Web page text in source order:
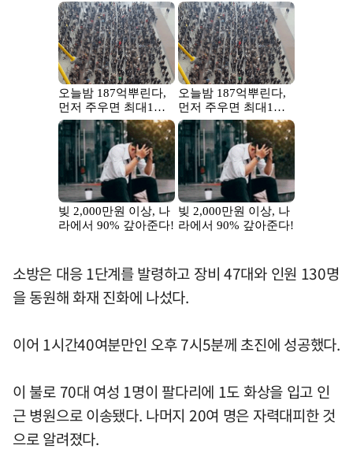
소방은 대응 1단계를 발령하고 장비 47대와 인원 130명
을 동원해 화재 진화에 나섰다.
이어 1시간40여분만인 오후 7시5분께 초진에 성공했다.
이 불로 70대 여성 1명이 팔다리에 1도 화상을 입고 인
근 병원으로 이송됐다. 나머지 20여 명은 자력대피한 것
으로 알려졌다.